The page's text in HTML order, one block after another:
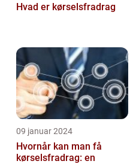
Hvad er kørselsfradrag
09 januar 2024
Hvornår kan man få
kørselsfradrag: en